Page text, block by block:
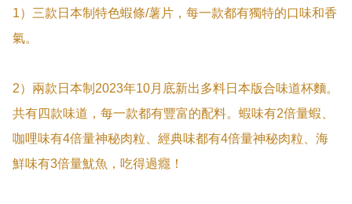
1）三款日本制特色蝦條/薯片，每一款都有獨特的口味和香
氣。
2）兩款日本制2023年10月底新出多料日本版合味道杯麵。
共有四款味道，每一款都有豐富的配料。蝦味有2倍量蝦、
咖哩味有4倍量神秘肉粒、經典味都有4倍量神秘肉粒、海
鮮味有3倍量魷魚，吃得過癮！